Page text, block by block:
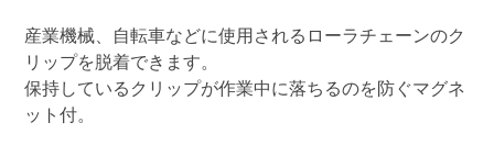
産業機械、自転車などに使用されるローラチェーンのク
リップを脱着できます。
保持しているクリップが作業中に落ちるのを防ぐマグネ
ット付。